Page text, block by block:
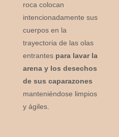
roca colocan
intencionadamente sus
cuerpos en la
trayectoria de las olas
entrantes para lavar la
arena y los desechos
de sus caparazones
manteniéndose limpios
y ágiles.